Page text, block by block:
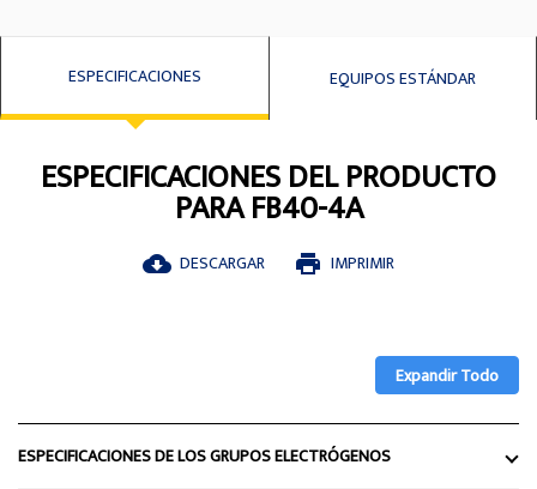
ESPECIFICACIONES EQUIPOS ESTÁNDAR
ESPECIFICACIONES DEL PRODUCTO
PARA FB40-4A
cloud_download DESCARGAR print IMPRIMIR
Expandir Todo
ESPECIFICACIONES DE LOS GRUPOS ELECTRÓGENOS